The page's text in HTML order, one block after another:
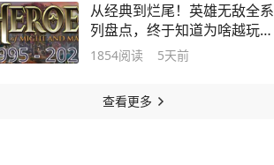
从经典到烂尾！英雄无敌全系
列盘点，终于知道为啥越玩越
没味
1854阅读 5天前
查看更多